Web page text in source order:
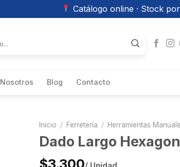
Catálogo online · Stock
Nosotros Blog Contacto
Inicio / Ferretería / Herramientas
Dado Largo